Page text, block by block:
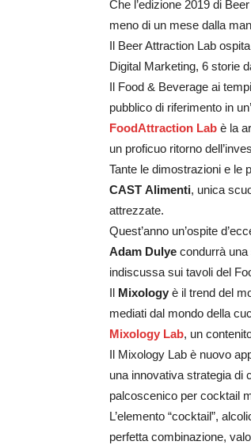
Che l’edizione 2019 di
meno di un mese dalla
Il Beer Attraction Lab
Digital Marketing, 6 storie
Il Food & Beverage ai
pubblico di riferimento in
FoodAttraction Lab è la
un proficuo ritorno
Tante le dimostrazioni e le
CAST Alimenti, unica
attrezzate.
Quest’anno un’ospite
Adam Dulye condurrà
indiscussa sui tavoli del
Il Mixology è il trend del
mediati dal mondo della
Mixology Lab, un
Il Mixology Lab è nuovo
una innovativa strategia di
palcoscenico per cocktail
L’elemento “cocktail”,
perfetta combinazione,